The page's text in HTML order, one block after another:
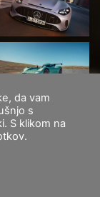
da vam
s
S klikom na